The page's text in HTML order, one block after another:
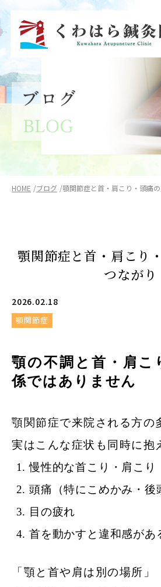
HOME ブログ 顎関節症と首・肩こり・頭痛
顎関節症と首・肩こり
つながり
2026.02.18
顎関節症
顎の不調と首・肩こ
係ではありません
顎関節症で来院される方の
実はこんな症状も同時に抱
慢性的な首こり・肩こり
頭痛（特にこめかみ・後
目の疲れ
首を動かすと違和感があ
「顎と首や肩は別の場所」